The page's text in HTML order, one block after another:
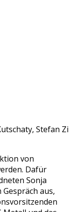
Stefan
von
Dafür
Sonja
aus,